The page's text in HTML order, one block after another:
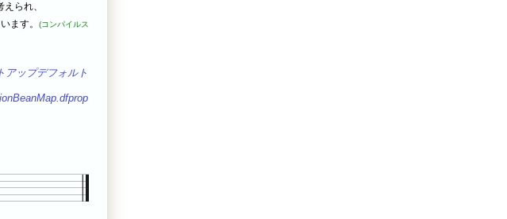
られ、
ます。
(コンパイルス
アップデフォルト